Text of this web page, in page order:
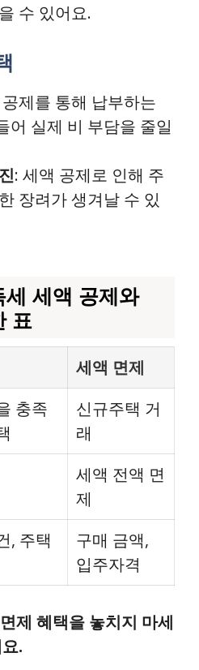
수 있어요.
공제를 통해 납부하는
어 실제 비 부담을 줄일
: 세액 공제로 인해 주
장려가 생겨날 수 있
세액 공제와
표
세액 면제
충족
신규주택 거
래
세액 전액 면
제
, 주택
구매 금액,
입주자격
제 혜택을 놓치지 마세
.